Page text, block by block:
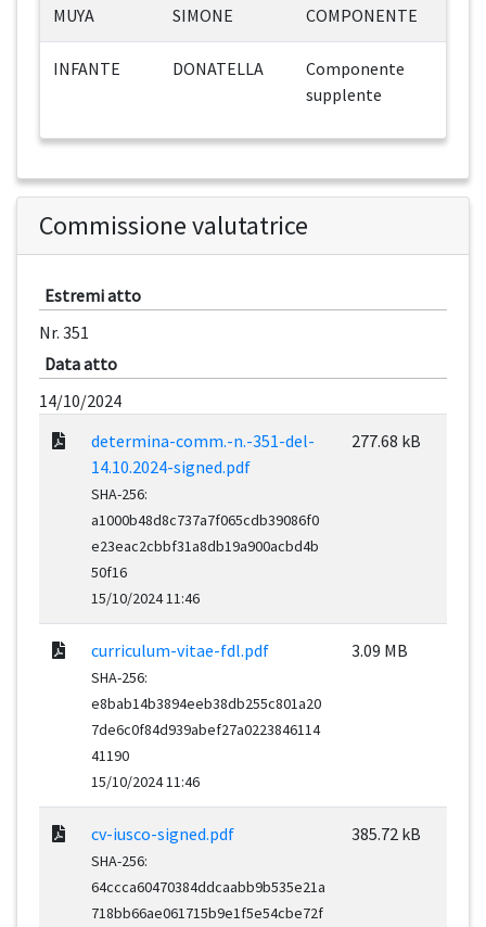
MUYA SIMONE COMPONENTE
INFANTE DONATELLA
Componente
supplente
Commissione valutatrice
Estremi atto
Nr. 351
Data atto
14/10/2024
determina-comm.-n.-351-del-
14.10.2024-signed.pdf
SHA-256:
a1000b48d8c737a7f065cdb39086f0
e23eac2cbbf31a8db19a900acbd4b
50f16
15/10/2024 11:46
277.68 kB
curriculum-vitae-fdl.pdf
SHA-256:
e8bab14b3894eeb38db255c801a20
7de6c0f84d939abef27a0223846114
41190
15/10/2024 11:46
3.09 MB
cv-iusco-signed.pdf
SHA-256:
64ccca60470384ddcaabb9b535e21a
718bb66ae061715b9e1f5e54cbe72f
385.72 kB